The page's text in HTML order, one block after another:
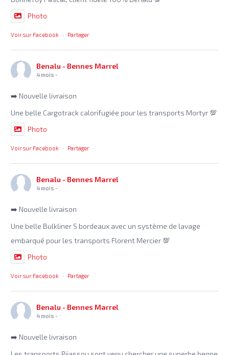
Photo
Voir sur Facebook · Partager
Benalu - Bennes Marrel
4 mois -
➡️ Nouvelle livraison
Une belle Cargotrack calorifugiée pour les transports Mortyr 💯
Photo
Voir sur Facebook · Partager
Benalu - Bennes Marrel
4 mois -
➡️ Nouvelle livraison
Une belle Bulkliner S bordeaux avec un système de lavage
embarqué pour les transports Florent Mercier 💯
Photo
Voir sur Facebook · Partager
Benalu - Bennes Marrel
4 mois -
➡️ Nouvelle livraison